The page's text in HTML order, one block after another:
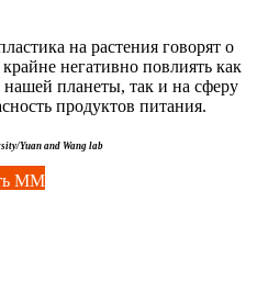
на растения говорят о
негативно повлиять как
планеты, так и на сферу
продуктов питания.
Yuan and Wang lab
ММ